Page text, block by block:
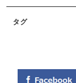
タグ